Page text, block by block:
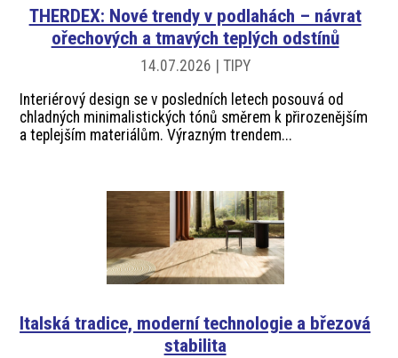
THERDEX: Nové trendy v podlahách – návrat
ořechových a tmavých teplých odstínů
14.07.2026 | TIPY
Interiérový design se v posledních letech posouvá od
chladných minimalistických tónů směrem k přirozenějším
a teplejším materiálům. Výrazným trendem...
Italská tradice, moderní technologie a březová
stabilita